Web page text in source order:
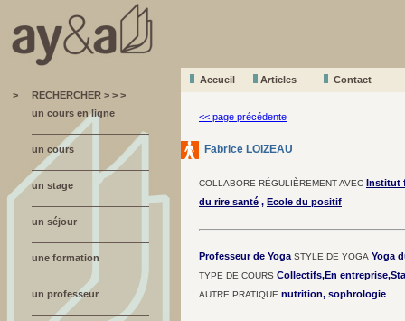
Accueil Articles
Contact
>
RECHERCHER > > >
un cours en ligne
un cours
un stage
un séjour
une formation
un professeur
<< page précédente
Fabrice LOIZEAU
COLLABORE RÉGULIÈREMENT AVEC Institut
du rire santé , Ecole du positif
Professeur de Yoga STYLE DE YOGA Yoga
TYPE DE COURS Collectifs,En
AUTRE PRATIQUE nutrition, sophrologie